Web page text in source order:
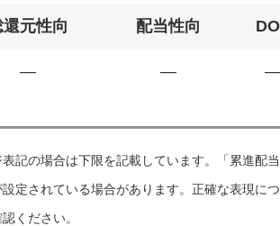
還元性向 配当性向
― ― ―
記の場合は下限を記載しています。「累進配
定されている場合があります。正確な表現に
ください。